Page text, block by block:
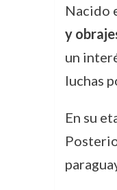
Nacido
y
un
luchas
En su